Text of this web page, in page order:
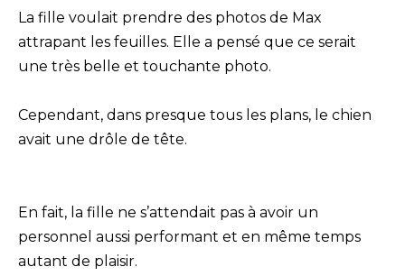
La fille voulait prendre des photos de Max
attrapant les feuilles. Elle a pensé que ce serait
une très belle et touchante photo.
Cependant, dans presque tous les plans, le chien
avait une drôle de tête.
En fait, la fille ne s’attendait pas à avoir un
personnel aussi performant et en même temps
autant de plaisir.